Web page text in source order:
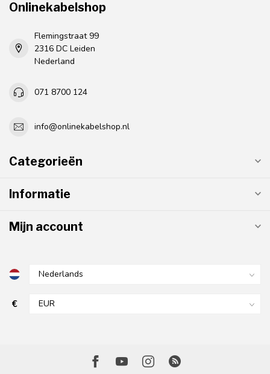
Onlinekabelshop
Flemingstraat 99
2316 DC Leiden
Nederland
071 8700 124
info@onlinekabelshop.nl
Categorieën
Informatie
Mijn account
€